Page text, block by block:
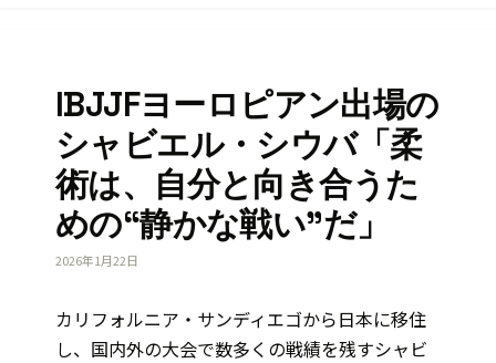
IBJJFヨーロピアン出場の
シャビエル・シウバ「柔
術は、自分と向き合うた
めの“静かな戦い”だ」
2026年1月22日
カリフォルニア・サンディエゴから日本に移住
し、国内外の大会で数多くの戦績を残すシャビ